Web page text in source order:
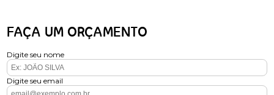
FAÇA UM ORÇAMENTO
Digite seu nome
Digite seu email